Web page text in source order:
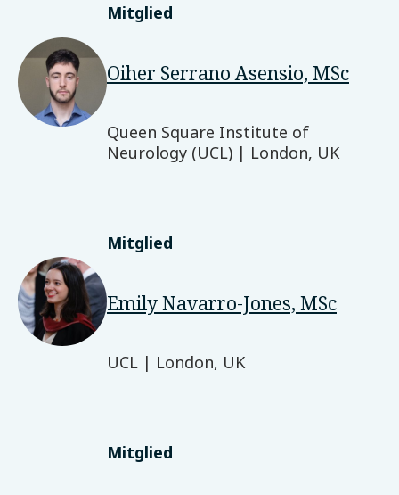
Mitglied
Oiher Serrano Asensio, MSc
Queen Square Institute of
Neurology (UCL) | London, UK
Mitglied
Emily Navarro-Jones, MSc
UCL | London, UK
Mitglied